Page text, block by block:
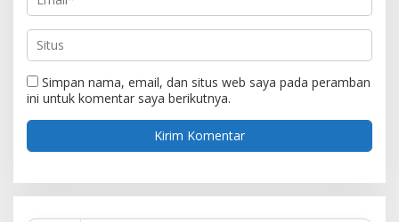
Simpan nama, email, dan situs web saya pada peramban
ini untuk komentar saya berikutnya.